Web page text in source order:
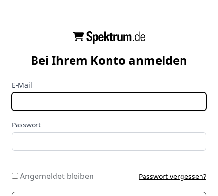
Bei Ihrem Konto anmelden
E-Mail
Passwort
Angemeldet bleiben Passwort vergessen?